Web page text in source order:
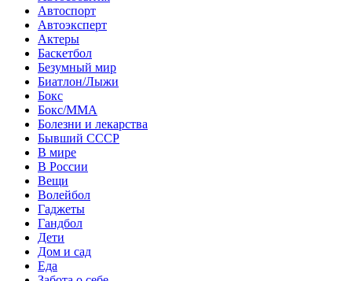
Автоспорт
Автоэксперт
Актеры
Баскетбол
Безумный мир
Биатлон/Лыжи
Бокс
Бокс/MMA
Болезни и лекарства
Бывший СССР
В мире
В России
Вещи
Волейбол
Гаджеты
Гандбол
Дети
Дом и сад
Еда